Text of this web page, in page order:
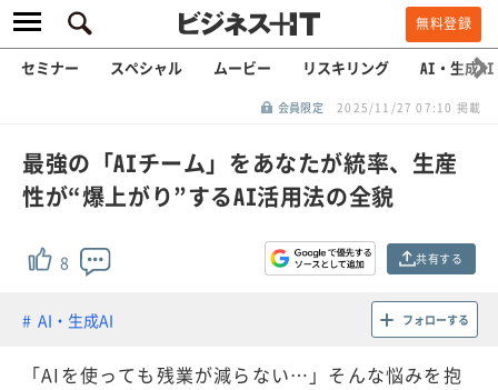
無料登録
セミナー スペシャル ムービー リスキリング AI・生成AI
会員限定 2025/11/27 07:10 掲載
最強の「AIチーム」をあなたが統率、生産
性が“爆上がり”するAI活用法の全貌
8 共有する
AI・生成AI フォローする
「AIを使っても残業が減らない…」そんな悩みを抱